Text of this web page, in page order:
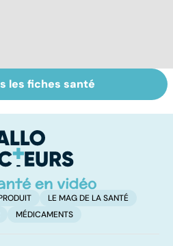
Inflammation des
amygdales : que
d'angine ?
les fiches santé
LE MAG DE LA SANTÉ
MÉDICAMENTS